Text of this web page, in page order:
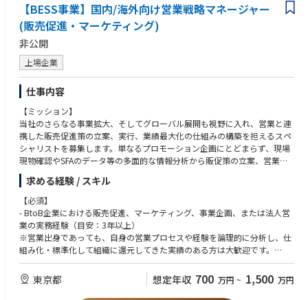
- 電力業界に関する知識・経験
- ソフトウェア又はITサービス業界での営業経験
- 蓄電池に関する技術知識
【求める人物像】
・新しいチャレンジや難しい課題に対し、前向きに取り組み行動できる方
・社内外における調整を得意とする方
・常に変わっていく状況を楽しみ、変化に柔軟に対応していける方
・自ら課題を見つけ、主体的に行動できる方
・高いコミュニケーション力（書面・口頭）を持つ方
・経験のない分野でも自発的にキャッチアップすることができる方
【BESS事業】国内/海外向け営業戦略マネージャー
(販売促進・マーケティング)
非公開
上場企業
仕事内容
【ミッション】
当社のさらなる事業拡大、そしてグローバル展開も視野に入れ、営業と連
携した販売促進策の立案、実行、業績最大化の仕組みの構築を担えるスペ
シャリストを募集します。単なるプロモーション企画にとどまらず、現場
現物確認やSFAのデータ等の多面的な情報分析から販促策の立案、営業の
パフォーマンスを最大化する仕組化を推進できる方、そして海外展開の戦
略立案まで幅広い課題に取り組める方を募集したいと思います。
【業務内容】
- データドリブンな戦略立案と実行
- 市場データ、顧客データ、SFA営業活動データの分析から販売促進策の立
案、実行
- 営業力強化の仕組化
- 営業力を最大化するための育成計画、ツール企画、仕組みの企画
- グローバル販促戦略の企画、立案
求める経験 / スキル
【必須】
- BtoB企業における販売促進、マーケティング、事業企画、または法人営
業の実務経験（目安：3年以上）
※営業出身であっても、自身の営業プロセスや経験を論理的に分析し、仕
組み化・標準化して組織に還元してきた実績のある方は大歓迎です。
- 定量データに基づいた仮説構築、施策実行、効果検証の経験
【歓迎】
東京都 想定年収 700 万円 ~ 1,500 万円